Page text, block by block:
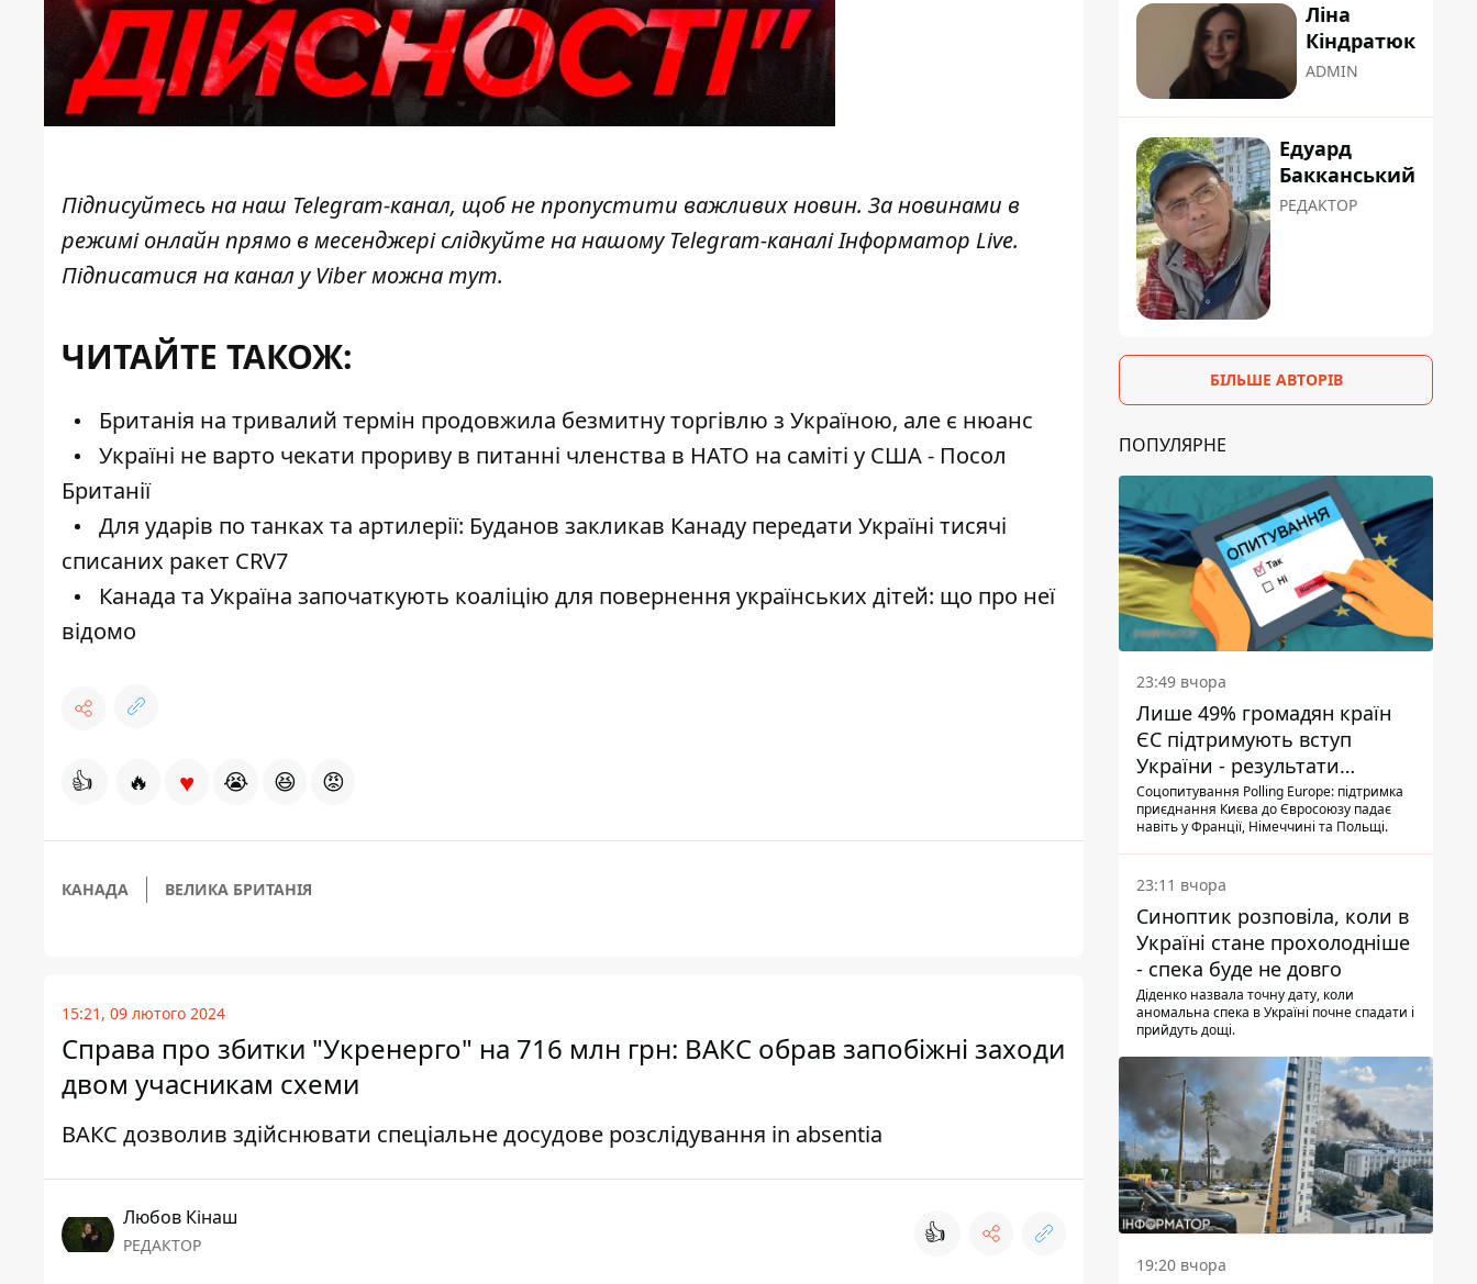
Підписуйтесь на наш Telegram-канал, щоб не пропустити важливих новин. За новинами в
режимі онлайн прямо в месенджері слідкуйте на нашому Telegram-каналіІнформатор Live.
Підписатися на канал у Viber можнатут.
ЧИТАЙТЕ ТАКОЖ:
Британія на тривалий термін продовжила безмитну торгівлю з Україною, але є нюанс
Україні не варто чекати прориву в питанні членства в НАТО на саміті у США - Посол
Британії
Для ударів по танках та артилерії: Буданов закликав Канаду передати Україні тисячі
списаних ракет CRV7
Канада та Україна започаткують коаліцію для повернення українських дітей: що про неї
відомо
👍 🔥 ♥ 😭 😆 😡
КАНАДА ВЕЛИКА БРИТАНІЯ
15:21, 09 лютого 2024
Справа про збитки "Укренерго" на 716 млн грн: ВАКС обрав запобіжні заходи
двом учасникам схеми
ВАКС дозволив здійснювати спеціальне досудове розслідування in absentia
Любов Кінаш
РЕДАКТОР 👍
Ліна
Кіндратюк
ADMIN
Едуард
Бакканський
РЕДАКТОР
БІЛЬШЕ АВТОРІВ
ПОПУЛЯРНЕ
23:49 вчора
Лише 49% громадян країн
ЄС підтримують вступ
України - результати
опитування
Соцопитування Polling Europe: підтримка
приєднання Києва до Євросоюзу падає
навіть у Франції, Німеччині та Польщі.
23:11 вчора
Синоптик розповіла, коли в
Україні стане прохолодніше
- спека буде не довго
Діденко назвала точну дату, коли
аномальна спека в Україні почне спадати і
прийдуть дощі.
19:20 вчора